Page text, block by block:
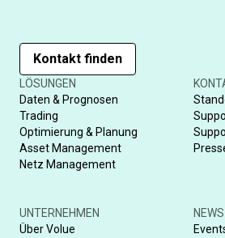
Kontakt finden
LÖSUNGEN
Daten & Prognosen
Trading
Optimierung & Planung
Asset Management
Netz Management
UNTERNEHMEN
Über Volue
NEWS